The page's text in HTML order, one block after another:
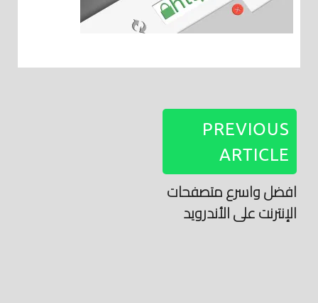
PREVIOUS
ARTICLE
افضل واسرع متصفحات
الإنترنت على الأندرويد